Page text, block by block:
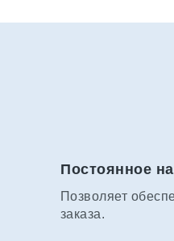
Постоянное
Позволяет
заказа.